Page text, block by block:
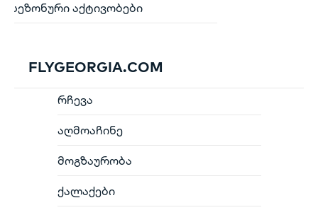
სეზონური აქტივობები
FLYGEORGIA.COM
რჩევა
აღმოაჩინე
მოგზაურობა
ქალაქები